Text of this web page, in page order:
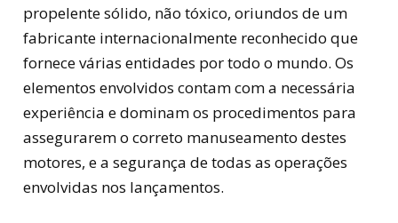
propelente sólido, não tóxico, oriundos de um
fabricante internacionalmente reconhecido que
fornece várias entidades por todo o mundo. Os
elementos envolvidos contam com a necessária
experiência e dominam os procedimentos para
assegurarem o correto manuseamento destes
motores, e a segurança de todas as operações
envolvidas nos lançamentos.